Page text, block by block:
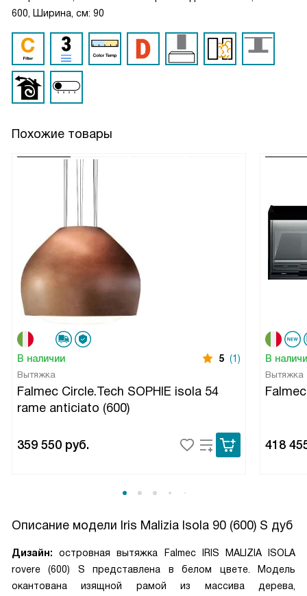
600, Ширина, см: 90
Похожие товары
В наличии 5 (1)
Вытяжка
Falmec Circle.Tech SOPHIE isola 54
rame anticiato (600)
359 550 руб.
В
Вытяжка
418
Описание модели Iris Malizia Isola 90 (600) S дуб
Дизайн:островная вытяжка Falmec IRIS MALIZIA ISOLA
rovere (600) S представлена в белом цвете. Модель
окантована изящной рамой из массива дерева,